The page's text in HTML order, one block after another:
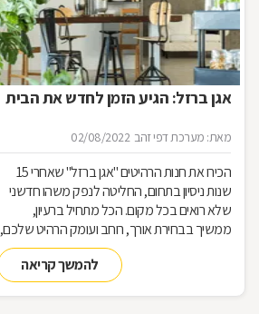
אגן ברזל: הגיע הזמן לחדש את הבית
מאת: מערכת דפי זהב 02/08/2022
הכירו את חנות הרהיטים ''אגן ברזל'' שאחרי 15
שנות ניסיון בתחום, החליטה לנפק משהו חדשני
שלא רואים בכל מקום. הכל מתחיל ברעיון,
ממשיך בבחירת אורך, רוחב ועומק הרהיט שלכם,
ממשיך בייצור מקורי ממיטב חומרי הגלם ומסתיים
ביצירת הפתרון המרשים והמעשי ביותר עבורכם
להמשך קריאה